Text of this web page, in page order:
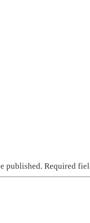
published. Required